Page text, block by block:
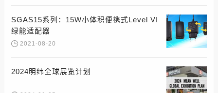
SGAS15系列：15W小体积便携式Level VI
绿能适配器
2021-08-20
2024明纬全球展览计划